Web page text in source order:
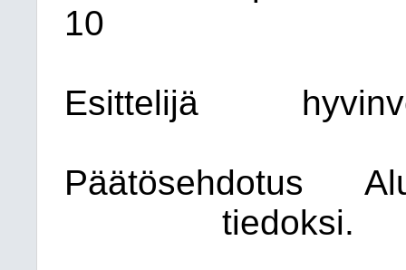
10
Esittelijä
Päätösehdotus
tiedoksi.